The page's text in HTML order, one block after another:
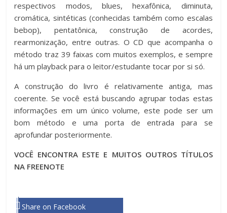
respectivos modos, blues, hexafônica, diminuta,
cromática, sintéticas (conhecidas também como escalas
bebop), pentatônica, construção de acordes,
rearmonização, entre outras. O CD que acompanha o
método traz 39 faixas com muitos exemplos, e sempre
há um playback para o leitor/estudante tocar por si só.
A construção do livro é relativamente antiga, mas
coerente. Se você está buscando agrupar todas estas
informações em um único volume, este pode ser um
bom método e uma porta de entrada para se
aprofundar posteriormente.
VOCÊ ENCONTRA ESTE E MUITOS OUTROS TÍTULOS
NA FREENOTE
Share on Facebook